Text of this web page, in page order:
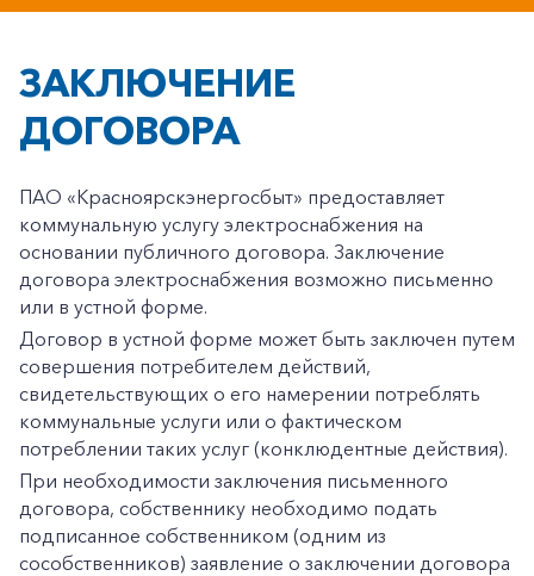
ЗАКЛЮЧЕНИЕ
ДОГОВОРА
ПАО «Красноярскэнергосбыт» предоставляет
коммунальную услугу электроснабжения на
основании публичного договора. Заключение
договора электроснабжения возможно письменно
или в устной форме.
Договор в устной форме может быть заключен путем
совершения потребителем действий,
свидетельствующих о его намерении потреблять
коммунальные услуги или о фактическом
потреблении таких услуг (конклюдентные действия).
При необходимости заключения письменного
договора, собственнику необходимо подать
подписанное собственником (одним из
сособственников) заявление о заключении договора